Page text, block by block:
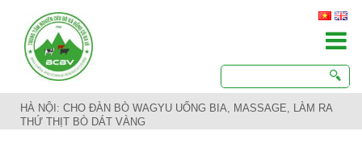
HÀ NỘI: CHO ĐÀN BÒ WAGYU UỐNG BIA, MASSAGE, LÀM RA
THỨ THỊT BÒ DÁT VÀNG